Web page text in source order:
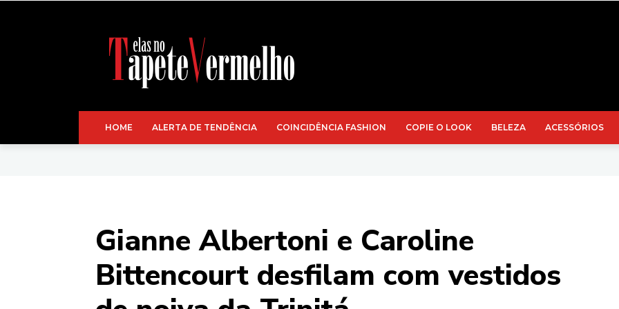
HOME ALERTA DE TENDÊNCIA COINCIDÊNCIA FASHION COPIE O LOOK BELEZA ACESSÓRIOS
Gianne Albertoni e Caroline
Bittencourt desfilam com vestidos